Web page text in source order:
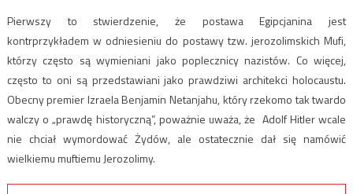
Pierwszy to stwierdzenie, że postawa Egipcjanina jest
kontrprzykładem w odniesieniu do postawy tzw. jerozolimskich Mufi,
którzy często są wymieniani jako poplecznicy nazistów. Co więcej,
często to oni są przedstawiani jako prawdziwi architekci holocaustu.
Obecny premier Izraela Benjamin Netanjahu, który rzekomo tak twardo
walczy o „prawdę historyczną”, poważnie uważa, że Adolf Hitler wcale
nie chciał wymordować Żydów, ale ostatecznie dał się namówić
wielkiemu muftiemu Jerozolimy.